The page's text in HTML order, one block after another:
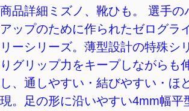
商品詳細ミズノ、靴ひも。 選手の
アップのために作られたゼログラ
リーシリーズ。薄型設計の特殊シ
りグリップ力をキープしながらも
し、通しやすい・結びやすい・ほ
現。足の形に沿いやすい4mm幅平